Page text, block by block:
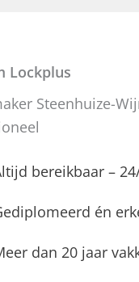
Lockplus
Steenhuize-
bereikbaar –
én
dan 20 jaar